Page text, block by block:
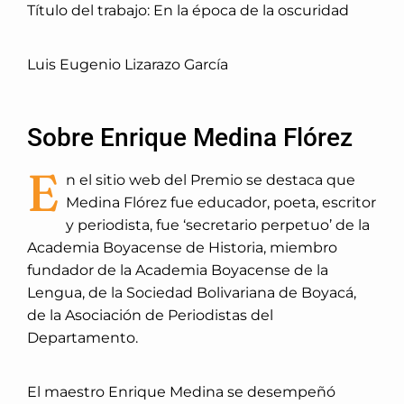
Título del trabajo: En la época de la oscuridad
Luis Eugenio Lizarazo García
Sobre Enrique Medina Flórez
E n el sitio web del Premio se destaca que
Medina Flórez fue educador, poeta, escritor
y periodista, fue ‘secretario perpetuo’ de la
Academia Boyacense de Historia, miembro
fundador de la Academia Boyacense de la
Lengua, de la Sociedad Bolivariana de Boyacá,
de la Asociación de Periodistas del
Departamento.
El maestro Enrique Medina se desempeñó